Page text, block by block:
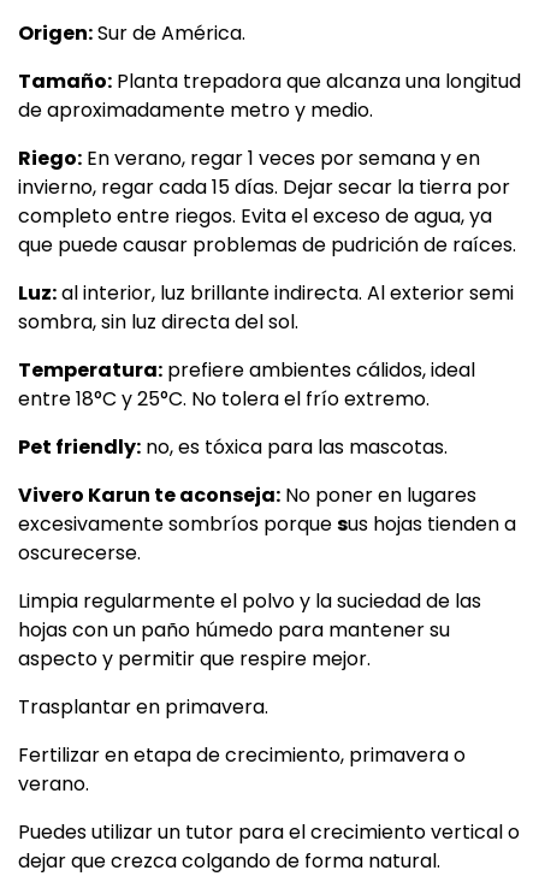
Origen:Sur de América.
Tamaño: Planta trepadora que alcanza una longitud
de aproximadamente metro y medio.
Riego: En verano, regar 1 veces por semana y en
invierno, regar cada 15 días. Dejar secar la tierra por
completo entre riegos. Evita el exceso de agua, ya
que puede causar problemas de pudrición de raíces.
Luz:al interior, luz brillante indirecta. Al exterior semi
sombra, sin luz directa del sol.
Temperatura: prefiere ambientes cálidos, ideal
entre 18°C y 25°C. No tolera el frío extremo.
Pet friendly: no, es tóxica para las mascotas.
Vivero Karun te aconseja: No poner en lugares
excesivamente sombríos porquesus hojas tienden a
oscurecerse.
Limpia regularmente el polvo y la suciedad de las
hojas con un paño húmedo para mantener su
aspecto y permitir que respire mejor.
Trasplantar en primavera.
Fertilizar en etapa de crecimiento, primavera o
verano.
Puedes utilizar un tutor para el crecimiento vertical o
dejar que crezca colgando de forma natural.